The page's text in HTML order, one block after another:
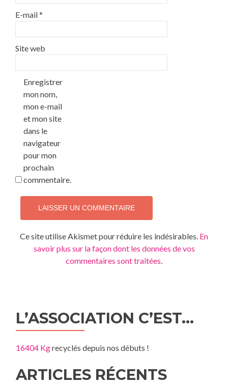
E-mail*
Site web
Enregistrer
mon nom,
mon e-mail
et mon site
dans le
navigateur
pour mon
prochain
commentaire.
Ce site utilise Akismet pour réduire les indésirables. En
savoir plus sur la façon dont les données de vos
commentaires sont traitées.
L’ASSOCIATION C’EST…
16404 Kgrecyclés depuis nos débuts !
ARTICLES RÉCENTS